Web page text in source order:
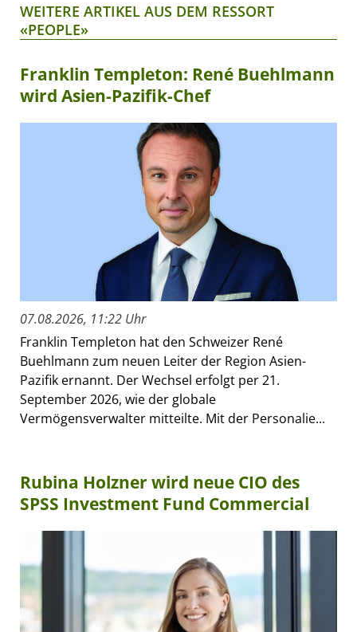
WEITERE ARTIKEL AUS DEM RESSORT
«PEOPLE»
Franklin Templeton: René Buehlmann
wird Asien-Pazifik-Chef
07.08.2026, 11:22 Uhr
Franklin Templeton hat den Schweizer René
Buehlmann zum neuen Leiter der Region Asien-
Pazifik ernannt. Der Wechsel erfolgt per 21.
September 2026, wie der globale
Vermögensverwalter mitteilte. Mit der Personalie...
Rubina Holzner wird neue CIO des
SPSS Investment Fund Commercial